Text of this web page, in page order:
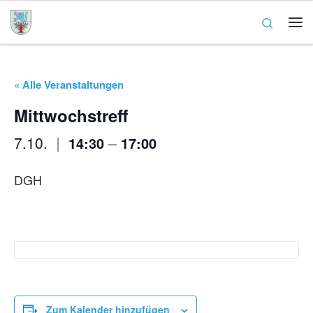
Zum Inhalt springen
Search
« Alle Veranstaltungen
Mittwochstreff
7.10. | 14:30 – 17:00
DGH
Zum Kalender hinzufügen